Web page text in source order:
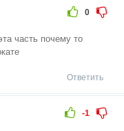
0
часть почему то
Ответить
-1